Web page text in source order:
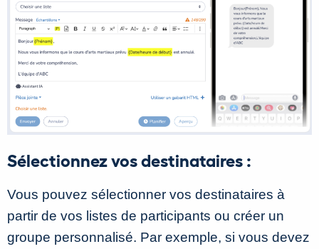
Sélectionnez vos destinataires :
Vous pouvez sélectionner vos destinataires à
partir de vos listes de participants ou créer un
groupe personnalisé. Par exemple, si vous devez